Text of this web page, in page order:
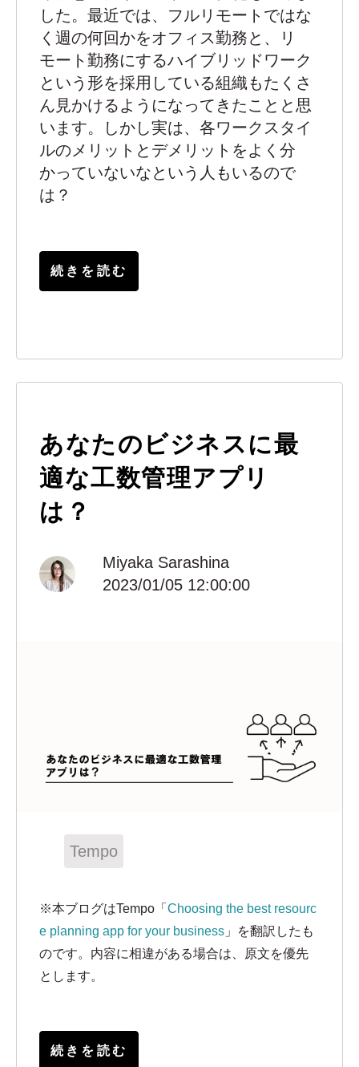
した。最近では、フルリモートではな
く週の何回かをオフィス勤務と、リ
モート勤務にするハイブリッドワーク
という形を採用している組織もたくさ
ん見かけるようになってきたことと思
います。しかし実は、各ワークスタイ
ルのメリットとデメリットをよく分
かっていないなという人もいるので
は？
続きを読む
あなたのビジネスに最
適な工数管理アプリ
は？
Miyaka Sarashina
2023/01/05 12:00:00
Tempo
※本ブログはTempo「 Choosing the best resourc
e planning app for your business 」を翻訳したも
のです。内容に相違がある場合は、原文を優先
とします。
続きを読む